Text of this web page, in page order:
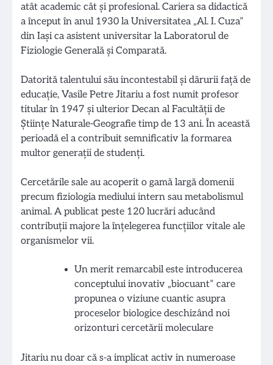
atât academic cât și profesional. Cariera sa didactică
a început în anul 1930 la Universitatea „Al. I. Cuza”
din Iași ca asistent universitar la Laboratorul de
Fiziologie Generală și Comparată.
Datorită talentului său incontestabil și dărurii față de
educație, Vasile Petre Jitariu a fost numit profesor
titular în 1947 și ulterior Decan al Facultății de
Științe Naturale-Geografie timp de 13 ani. În această
perioadă el a contribuit semnificativ la formarea
multor generații de studenți.
Cercetările sale au acoperit o gamă largă domenii
precum fiziologia mediului intern sau metabolismul
animal. A publicat peste 120 lucrări aducând
contribuții majore la înțelegerea funcțiilor vitale ale
organismelor vii.
Un merit remarcabil este introducerea
conceptului inovativ „biocuant” care
propunea o viziune cuantic asupra
proceselor biologice deschizând noi
orizonturi cercetării moleculare
Jitariu nu doar că s-a implicat activ in numeroase